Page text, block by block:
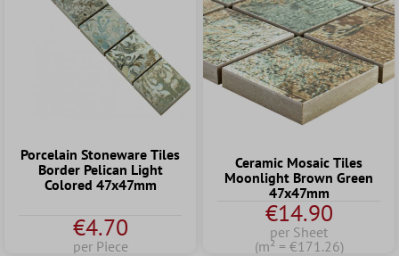
Porcelain Stoneware Tiles
Border Pelican Light
Colored 47x47mm
€4.70
per Piece
Ceramic Mosaic Tiles
Moonlight Brown Green
47x47mm
€14.90
per Sheet
(m² = €171.26)